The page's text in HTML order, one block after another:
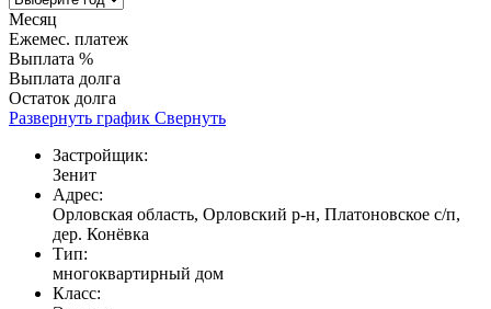
Месяц
Ежемес. платеж
Выплата %
Выплата долга
Остаток долга
Развернуть график Свернуть
Застройщик:
Зенит
Адрес:
Орловская область, Орловский р-н, Платоновское с/п,
дер. Конёвка
Тип:
многоквартирный дом
Класс: